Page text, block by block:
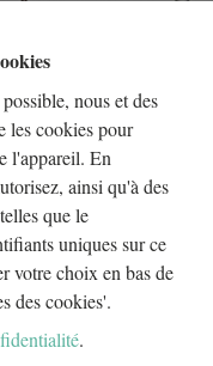
nous et des
les cookies pour
l'appareil. En
ainsi qu'à des
que le
uniques sur ce
votre choix en bas de
des cookies'.
.
plus
À Louer